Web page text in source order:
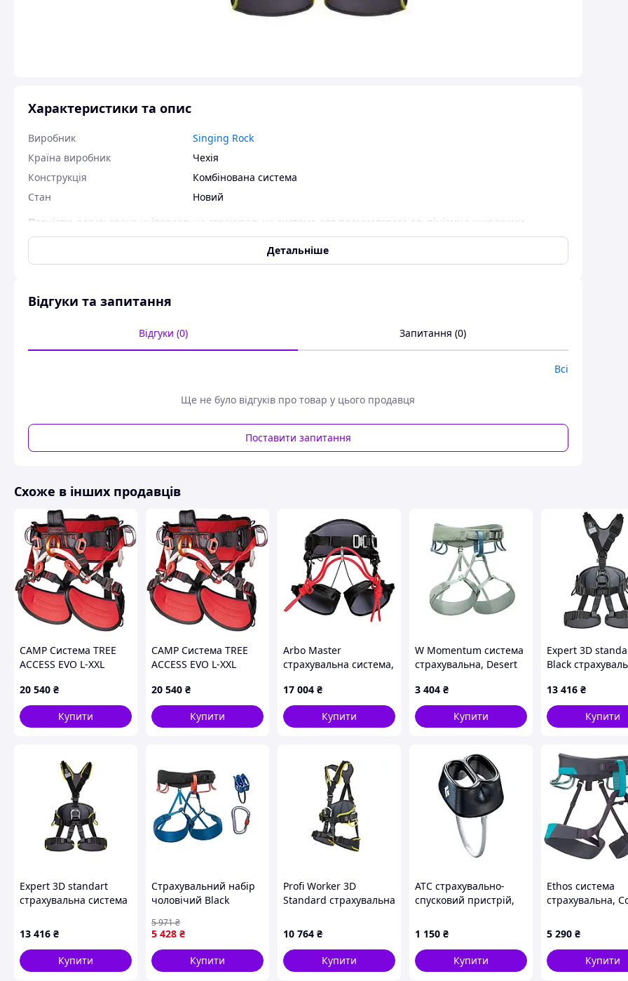
Характеристики та опис
Виробник
Singing Rock
Країна виробник
Чехія
Конструкція
Комбінована система
Стан
Новий
Повністю регульована універсальна страхувальна система для промислового альпінізму з широкими
комфортними підкладками на поясному ремені, ножних петлях і плечових ременях. Забезпечує можливість
позиціонування, страховку при падіннях і зриви і застосовна для самого широкого спектру робіт на висоті.
Можливий варіант використання тільки нижньої обв'язки як утримує прив'язі.
стандартні пряжки з легким замком забезпечують плавне регулювання
всі сталеві деталі з E-покриттям для більшої корозійної стійкості
Характеристики:
Схожі товари за характеристиками
Детальніше
Відгуки та запитання
Відгуки (0) Запитання (0)
Всі
Ще не було відгуків про товар у цього продавця
Поставити запитання
Схоже в інших продавців
CAMP Система TREE
ACCESS EVO L-XXL
20 540 ₴
Купити
CAMP Система TREE
ACCESS EVO L-XXL
20 540 ₴
Купити
Arbo Master
страхувальна система,
17 004 ₴
Купити
W Momentum система
страхувальна, Desert
3 404 ₴
Купити
Expert 3D
Black
13 416 ₴
Купити
Expert 3D standart
страхувальна система
13 416 ₴
Купити
Страхувальний набір
чоловічий Black
Harness Packaging,
Kingfisher, L [n-7936]
5 428 ₴
5 971₴
Купити
Profi Worker 3D
Standard страхувальна
10 764 ₴
Купити
ATC страхувально-
спусковий пристрій,
1 150 ₴
Купити
Ethos система
страхувальна,
5 290 ₴
Купити